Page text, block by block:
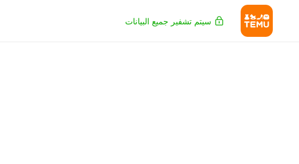
سيتم تشفير جميع البيانات